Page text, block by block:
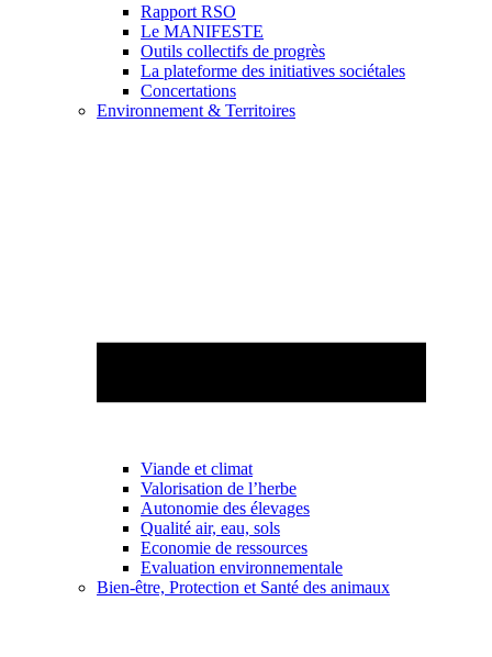
Rapport RSO
Le MANIFESTE
Outils collectifs de progrès
La plateforme des initiatives sociétales
Concertations
Environnement & Territoires
Viande et climat
Valorisation de l’herbe
Autonomie des élevages
Qualité air, eau, sols
Economie de ressources
Evaluation environnementale
Bien-être, Protection et Santé des animaux